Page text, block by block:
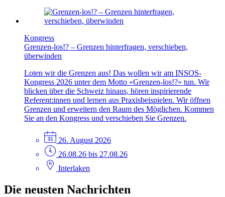
Kongress
Grenzen-los!? – Grenzen hinterfragen, verschieben,
überwinden
Loten wir die Grenzen aus! Das wollen wir am INSOS-
Kongress 2026 unter dem Motto «Grenzen-los!?» tun. Wir
blicken über die Schweiz hinaus, hören inspirierende
Referent:innen und lernen aus Praxisbeispielen. Wir öffnen
Grenzen und erweitern den Raum des Möglichen. Kommen
Sie an den Kongress und verschieben Sie Grenzen.
26. August 2026
26.08.26 bis 27.08.26
Interlaken
Die neusten Nachrichten